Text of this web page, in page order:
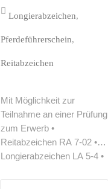
Longierabzeichen
Pferdeführerschein
Reitabzeichen
Mit Möglichkeit zur
Teilnahme an einer Prüfung
zum Erwerb •
Reitabzeichen RA 7-02 •
Longierabzeichen LA 5-4 •